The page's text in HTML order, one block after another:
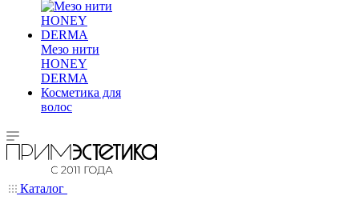
Мезо нити
HONEY
DERMA
Косметика для
волос
Каталог